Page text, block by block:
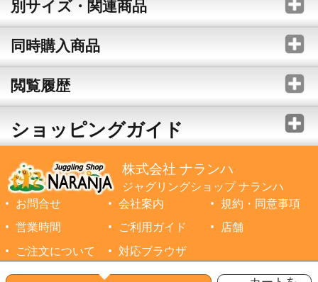
別サイズ・関連商品
同時購入商品
閲覧履歴
ショッピングガイド
株式会社 ナランハ
ジャグリングショップ ナランハ
お問合せ
会社案内
規約・同意事項
営業時間
ご利用ガイド
店舗
ご注文について
対応ブラウザ
©1999-2026 NARANJA Inc. All Rights Reserved.